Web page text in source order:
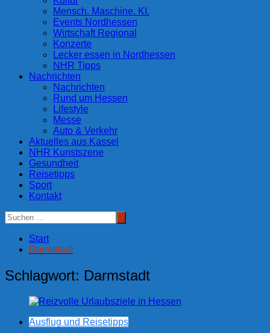
Mensch. Maschine. KI.
Events Nordhessen
Wirtschaft Regional
Konzerte
Lecker essen in Nordhessen
NHR Tipps
Nachrichten
Nachrichten
Rund um Hessen
Lifestyle
Messe
Auto & Verkehr
Aktuelles aus Kassel
NHR Kunstszene
Gesundheit
Reisetipps
Sport
Kontakt
Start
Darmstadt
Schlagwort: Darmstadt
Ausflug und Reisetipps